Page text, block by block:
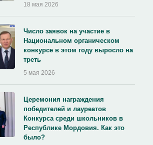
18 мая 2026
Число заявок на участие в
Национальном органическом
конкурсе в этом году выросло на
треть
5 мая 2026
Церемония награждения
победителей и лауреатов
Конкурса среди школьников в
Республике Мордовия. Как это
было?